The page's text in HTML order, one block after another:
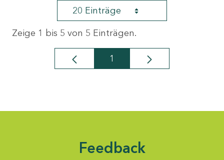
20 Einträge
Zeige 1 bis 5 von 5 Einträgen.
Seite
1
Feedback